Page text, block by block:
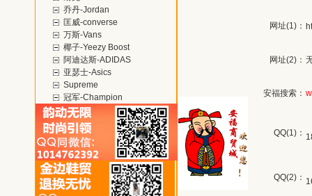
乔丹-Jordan
匡威-converse
万斯-Vans
椰子-Yeezy Boost
阿迪达斯-ADIDAS
亚瑟士-Asics
Supreme
冠军-Champion
网址(1)：
网址(2)：
安福搜索：
QQ(1)：
QQ(2)：